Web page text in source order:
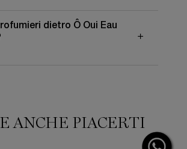
dietro Ô Oui Eau
ANCHE PIACERTI